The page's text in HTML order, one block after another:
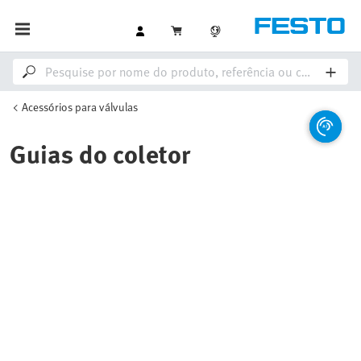
Acessórios para válvulas
Guias do coletor